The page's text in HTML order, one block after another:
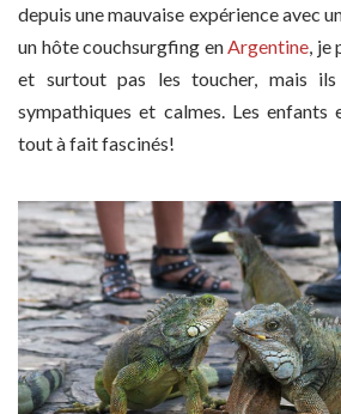
depuis une mauvaise expérience avec
un hôte couchsurgfing en Argentine ,
et surtout pas les toucher, mais
sympathiques et calmes. Les enfants
tout à fait fascinés!